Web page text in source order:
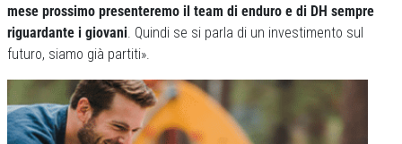
mese prossimo presenteremo il team di enduro e di DH sempre
riguardante i giovani. Quindi se si parla di un investimento sul
futuro, siamo già partiti».